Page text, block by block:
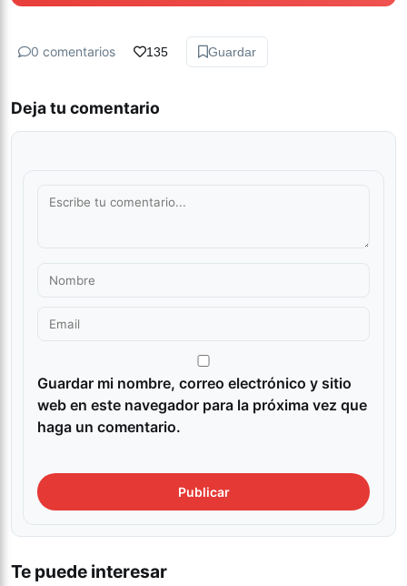
0 comentarios 135 Guardar
Deja tu comentario
Guardar mi nombre, correo electrónico y sitio
web en este navegador para la próxima vez que
haga un comentario.
Te puede interesar